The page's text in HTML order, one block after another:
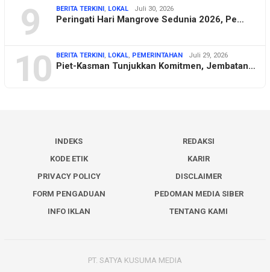
9 BERITA TERKINI , LOKAL Juli 30, 2026
Peringati Hari Mangrove Sedunia 2026, Pe…
10 BERITA TERKINI , LOKAL, PEMERINTAHAN Juli 29, 2026
Piet-Kasman Tunjukkan Komitmen, Jembatan…
INDEKS
REDAKSI
KODE ETIK
KARIR
PRIVACY POLICY
DISCLAIMER
FORM PENGADUAN
PEDOMAN MEDIA SIBER
INFO IKLAN
TENTANG KAMI
PT. SATYA KUSUMA MEDIA